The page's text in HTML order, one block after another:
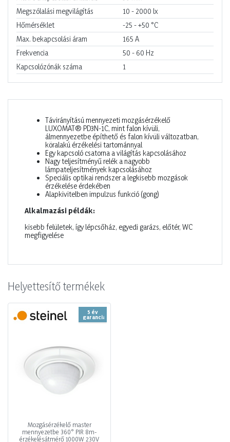
Megszólalási megvilágítás
10 - 2000 lx
Hőmérséklet
-25 - +50 °C
Max. bekapcsolási áram
165 A
Frekvencia
50 - 60 Hz
Kapcsolózónák száma
1
Távirányítású mennyezeti mozgásérzékelő
LUXOMAT® PD3N-1C, mint falon kívüli,
álmennyezetbe építhető és falon kívüli változatban,
köralakú érzékelési tartománnyal
Egy kapcsoló csatorna a világítás kapcsolásához
Nagy teljesítményű relék a nagyobb
lámpateljesítmények kapcsolásához
Speciális optikai rendszer a legkisebb mozgások
érzékelése érdekében
Alapkivitelben impulzus funkció (gong)
Alkalmazási példák:
kisebb felületek, így lépcsőház, egyedi garázs, előtér, WC
megfigyelése
Helyettesítő termékek
5 év
garancia
Mozgásérzékelő master
mennyezetbe 360° PIR 8m-
érzékelésátmérő 1000W 230V